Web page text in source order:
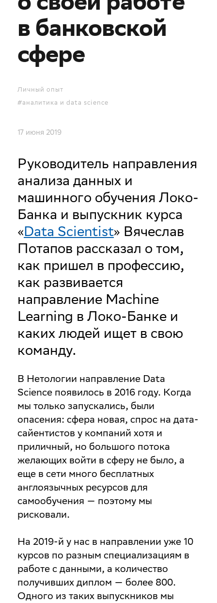
в банковской
сфере
Личный опыт
#аналитика и data science
17 июня 2019
Руководитель направления
анализа данных и
машинного обучения Локо-
Банка и выпускник курса
«Data Scientist» Вячеслав
Потапов рассказал о том,
как пришел в профессию,
как развивается
направление Machine
Learning в Локо-Банке и
каких людей ищет в свою
команду.
В Нетологии направление Data
Science появилось в 2016 году. Когда
мы только запускались, были
опасения: сфера новая, спрос на дата-
сайентистов у компаний хотя и
приличный, но большого потока
желающих войти в сферу не было, а
еще в сети много бесплатных
англоязычных ресурсов для
самообучения — поэтому мы
рисковали.
На 2019-й у нас в направлении уже 10
курсов по разным специализациям в
работе с данными, а количество
получивших диплом — более 800.
Одного из таких выпускников мы